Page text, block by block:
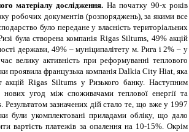
матеріалу дослідження. На початку 90-х років
робочих документів (розпоряджень), за якими все
було передане у власність територіальних
була створена компанія Rigas Siltums, 49% акцій
держави, 49% – муніципалітету м. Рига і 2% – у
велику активність при реформуванні теплового
проявила французька компанія Dalkia City Hiat, яка
акцій Rigas Siltums у Ризького банку. Наступним
нових угод між споживачами теплової енергії та
зазначених дій стало те, що вже у 1997
були укомплектовані приладами обліку, що дало
вартість платежів за опалення на 10-15%. Окрім